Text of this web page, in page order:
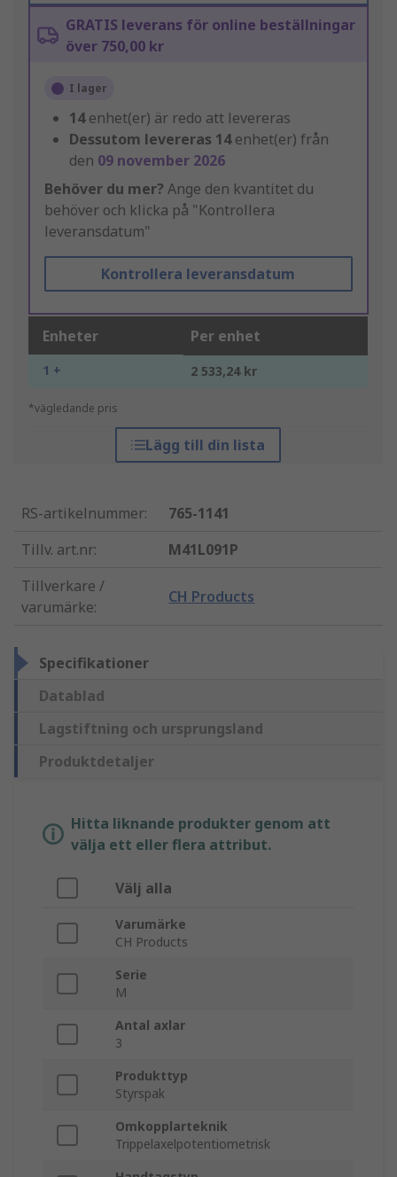
GRATIS leverans för online beställningar
över 750,00 kr
I lager
14enhet(er) är redo att levereras
Dessutom levereras 14enhet(er) från
den 09 november 2026
Behöver du mer? Ange den kvantitet du
behöver och klicka på "Kontrollera
leveransdatum"
Kontrollera leveransdatum
Enheter Per enhet
1 + 2 533,24 kr
*vägledande pris
Lägg till din lista
RS-artikelnummer:
765-1141
Tillv. art.nr:
M41L091P
Tillverkare /
varumärke:
CH Products
Specifikationer
Datablad
Lagstiftning och ursprungsland
Produktdetaljer
Hitta liknande produkter genom att
välja ett eller flera attribut.
Välj alla
Varumärke
CH Products
Serie
M
Antal axlar
3
Produkttyp
Styrspak
Omkopplarteknik
Trippelaxelpotentiometrisk